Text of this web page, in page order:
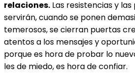
relaciones. Las resistencias y
servirán, cuando se ponen
temerosos, se cierran puertas
atentos a los mensajes y
porque es hora de probar lo
les de miedo, es hora de confiar.